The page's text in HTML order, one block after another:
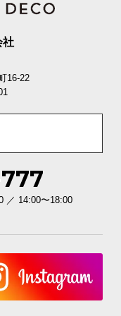
約11畳
り付け時の負担
を減らしまし
社
16-22
／ 14:00〜18:00